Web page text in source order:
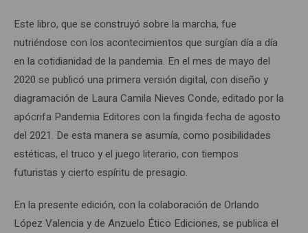
Este libro, que se construyó sobre la marcha, fue
nutriéndose con los acontecimientos que surgían día a día
en la cotidianidad de la pandemia. En el mes de mayo del
2020 se publicó una primera versión digital, con diseño y
diagramación de Laura Camila Nieves Conde, editado por la
apócrifa Pandemia Editores con la fingida fecha de agosto
del 2021. De esta manera se asumía, como posibilidades
estéticas, el truco y el juego literario, con tiempos
futuristas y cierto espíritu de presagio.
En la presente edición, con la colaboración de Orlando
López Valencia y de Anzuelo Ético Ediciones, se publica el